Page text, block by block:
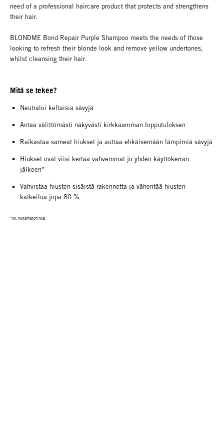
need of a professional haircare product that protects and strengthens
their hair.
BLONDME Bond Repair Purple Shampoo meets the needs of those
looking to refresh their blonde look and remove yellow undertones,
whilst cleansing their hair.
Mitä se tekee?
Neutraloi keltaisia sävyjä
Antaa välittömästi näkyvästi kirkkaamman lopputuloksen
Raikastaa sameat hiukset ja auttaa ehkäisemään lämpimiä sävyjä
Hiukset ovat viisi kertaa vahvemmat jo yhden käyttökerran
jälkeen*
Vahvistaa hiusten sisäistä rakennetta ja vähentää hiusten
katkeilua jopa 80 %
*vs. hoitamaton hius